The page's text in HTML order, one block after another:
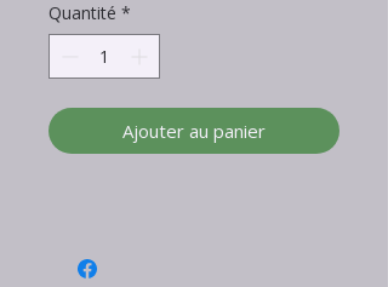
Quantité *
Ajouter au panier